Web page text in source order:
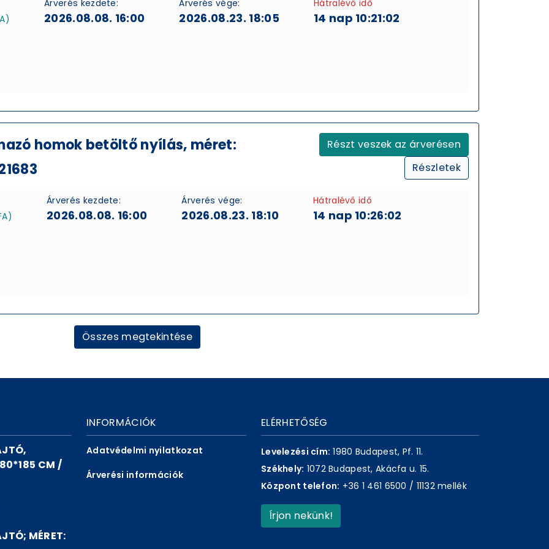
Árverés kezdete:
2026.08.08. 16:00
Árverés vége:
2026.08.23. 18:05
Hátralévő idő
14 nap 10:21:01
homok betöltő nyílás, méret:
Részt veszek az árverésen
Részletek
Árverés kezdete:
2026.08.08. 16:00
Árverés vége:
2026.08.23. 18:10
Hátralévő idő
14 nap 10:26:01
Összes megtekintése
CM /
MÉRET:
INFORMÁCIÓK
Adatvédelmi nyilatkozat
Árverési információk
ELÉRHETŐSÉG
Levelezési cím: 1980 Budapest, Pf. 11.
Székhely: 1072 Budapest, Akácfa u. 15.
Központ telefon: +36 1 461 6500 / 11132 mellék
Írjon nekünk!